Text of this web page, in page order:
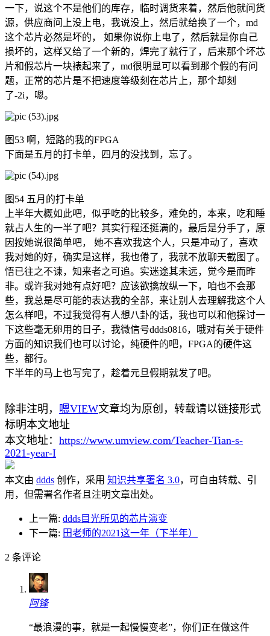
一下，说这个不是他们的库存，临时调货来着，然后他就问货
源，供应商问上没上电，我说没上，然后就给换了一个，md
这个芯片必然是坏的， 如果你说你上电了，然后就是你自己
损坏的，这样又给了一个新的，焊完了就行了，后来那个坏芯
片和假芯片一块裱起来了，md很明显可以看到那个假的有问
题，正常的芯片是不把速度等级刻在芯片上，那个却刻
了-2i，嗯。
图53 啊，短路的我的FPGA
下面是五月的打卡单，四月的没找到，忘了。
图54 五月的打卡单
上半年大概如此吧，似乎吃的比较多，难免的，本来，吃和睡
就占人生的一半了吧？其实行程还挺满的，最后是分手了，原
因按她说很简单吧， 她不喜欢我这个人，只是冲动了，喜欢
我对她的好，确实是这样，我也倦了，我就不放聊天截图了。
悟已往之不谏，知来者之可追。实迷途其未远，觉今是而昨
非。或许我对她有点好吧？应该欲擒故纵一下，咱也不会那
些，我总是尽可能的表达我的全部，来让别人去理解我这个人
怎么样吧，不过我觉得有人想八卦的话，我也可以和他探讨一
下这些毫无卵用的日子，我微信号ddds0816，哦对有关于硬件
方面的知识我们也可以讨论，纯硬件的吧，FPGA的硬件这
些，都行。
下半年的马上也写完了，趁着元旦假期就发了吧。
除非注明， 嗯VIEW文章均为原创，转载请以链接形式
标明本文地址
本文地址： https://www.umview.com/Teacher-Tian-s-
2021-year-I
本文由 ddds 创作，采用 知识共享署名 3.0，可自由转载、引
用，但需署名作者且注明文章出处。
上一篇: ddds目光所见的芯片演变
下一篇: 田老师的2021这一年（下半年）
2 条评论
阿锋
“最浪漫的事，就是一起慢慢变老”，你们正在做这件